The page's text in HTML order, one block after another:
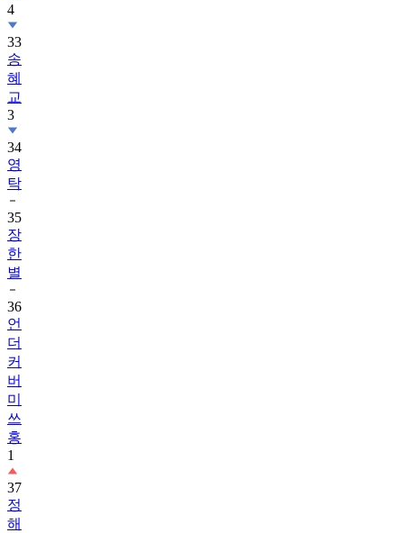
4
33
송
혜
교
3
34
영
탁
35
장
한
별
36
언
더
커
버
미
쓰
홍
1
37
정
해